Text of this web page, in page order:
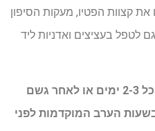
קצוות הפטיו, מעקות הסיפון
לטפל בעציצים ואדניות ליד
גשם
הערב המוקדמות לפני